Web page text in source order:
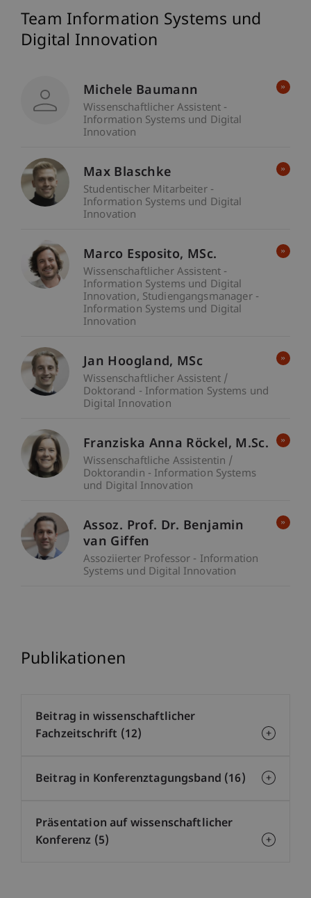
Team Information Systems und
Digital Innovation
Michele Baumann
Wissenschaftlicher Assistent -
Information Systems und Digital
Innovation
Max Blaschke
Studentischer Mitarbeiter -
Information Systems und Digital
Innovation
Marco Esposito MSc.
Wissenschaftlicher Assistent -
Information Systems und Digital
Innovation Studiengangsmanager -
Information Systems und Digital
Innovation
Jan Hoogland MSc
Wissenschaftlicher Assistent /
Doktorand - Information Systems und
Digital Innovation
Franziska Anna Röckel M.Sc.
Wissenschaftliche Assistentin /
Doktorandin - Information Systems
und Digital Innovation
Assoz. Prof. Dr. Benjamin
van Giffen
Assoziierter Professor - Information
Systems und Digital Innovation
Publikationen
Beitrag in wissenschaftlicher
Fachzeitschrift (12)
Beitrag in Konferenztagungsband (16)
Präsentation auf wissenschaftlicher
Konferenz (5)